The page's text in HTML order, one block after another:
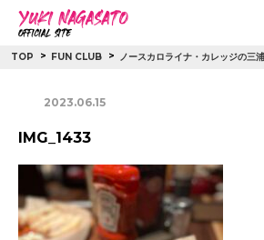
TOP > FUN CLUB > ノースカロライナ・カレッジの三
2023.06.15
IMG_1433